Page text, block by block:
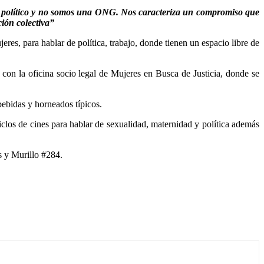
y no somos una ONG. Nos caracteriza un compromiso que
colectiva”
para hablar de política, trabajo, donde tienen un espacio libre de
la oficina socio legal de Mujeres en Busca de Justicia, donde se
y horneados típicos.
de cines para hablar de sexualidad, maternidad y política además
y Murillo #284.